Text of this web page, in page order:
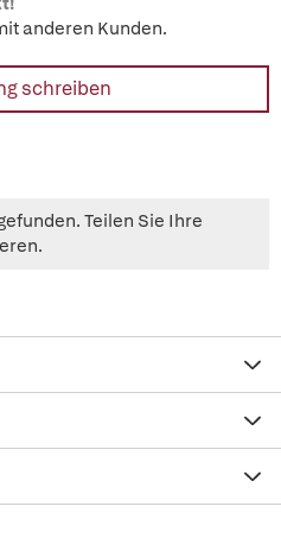
anderen Kunden.
schreiben
Teilen Sie Ihre